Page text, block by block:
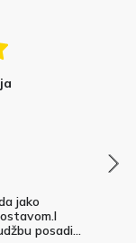
jako
posadi...